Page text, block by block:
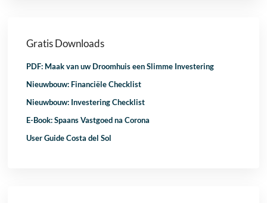
Gratis Downloads
PDF: Maak van uw Droomhuis een Slimme Investering
Nieuwbouw: Financiële Checklist
Nieuwbouw: Investering Checklist
E-Book: Spaans Vastgoed na Corona
User Guide Costa del Sol